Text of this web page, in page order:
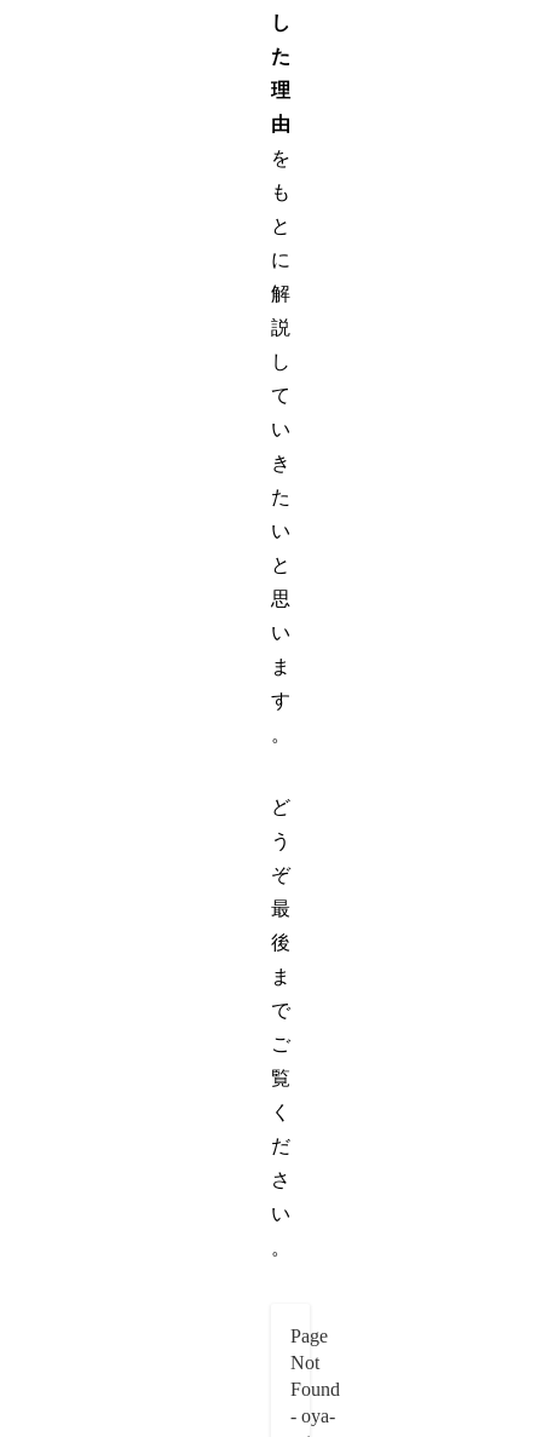
し
た
理
由
を
も
と
に
解
説
し
て
い
き
た
い
と
思
い
ま
す
。
ど
う
ぞ
最
後
ま
で
ご
覧
く
だ
さ
い
。
Page
Not
Found
- oya-